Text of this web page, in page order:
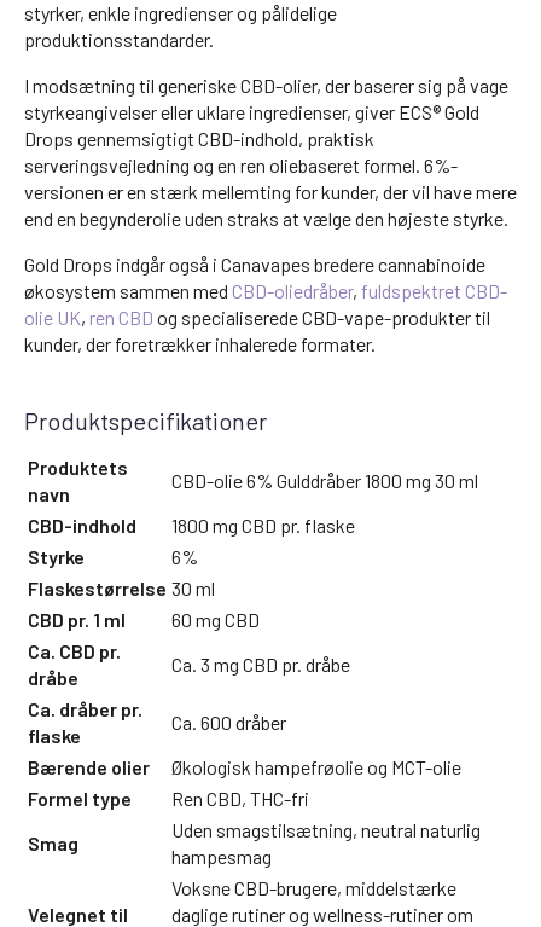
styrker, enkle ingredienser og pålidelige
produktionsstandarder.
I modsætning til generiske CBD-olier, der baserer sig på vage
styrkeangivelser eller uklare ingredienser, giver ECS® Gold
Drops gennemsigtigt CBD-indhold, praktisk
serveringsvejledning og en ren oliebaseret formel. 6%-
versionen er en stærk mellemting for kunder, der vil have mere
end en begynderolie uden straks at vælge den højeste styrke.
Gold Drops indgår også i Canavapes bredere cannabinoide
økosystem sammen med CBD-oliedråber, fuldspektret CBD-
olie UK, ren CBD og specialiserede CBD-vape-produkter til
kunder, der foretrækker inhalerede formater.
Produktspecifikationer
Produktets
navn
CBD-olie 6% Gulddråber 1800 mg 30 ml
CBD-indhold
1800 mg CBD pr. flaske
Styrke
6%
Flaskestørrelse 30 ml
CBD pr. 1 ml
60 mg CBD
Ca. CBD pr.
dråbe
Ca. 3 mg CBD pr. dråbe
Ca. dråber pr.
flaske
Ca. 600 dråber
Bærende olier
Økologisk hampefrøolie og MCT-olie
Formel type
Ren CBD, THC-fri
Smag
Uden smagstilsætning, neutral naturlig
hampesmag
Velegnet til
Voksne CBD-brugere, middelstærke
daglige rutiner og wellness-rutiner om